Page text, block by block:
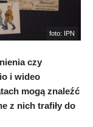
foto: IPN
czy
i wideo
mogą znaleźć
z nich trafiły do